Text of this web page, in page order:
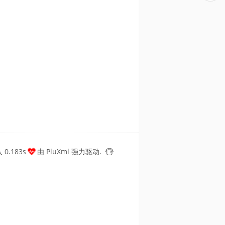
0.183s 由 PluXml 强力驱动.